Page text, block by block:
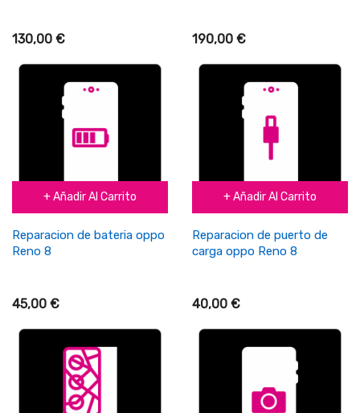
130,00 € 190,00 €
+ Añadir Al Carrito
Reparacion de bateria oppo
Reno 8
45,00 €
+ Añadir Al Carrito
Reparacion de puerto de
carga oppo Reno 8
40,00 €